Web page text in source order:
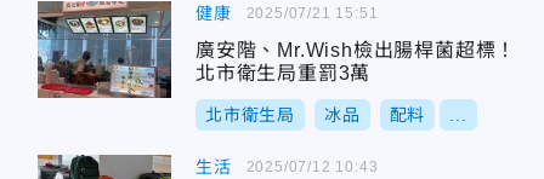
健康
廣安階、Mr.Wish檢出腸桿菌超標！
北市衛生局重罰3萬
北市衛生局 冰品 配料
2025/07/21 15:51
生活 2025/07/12 10:43